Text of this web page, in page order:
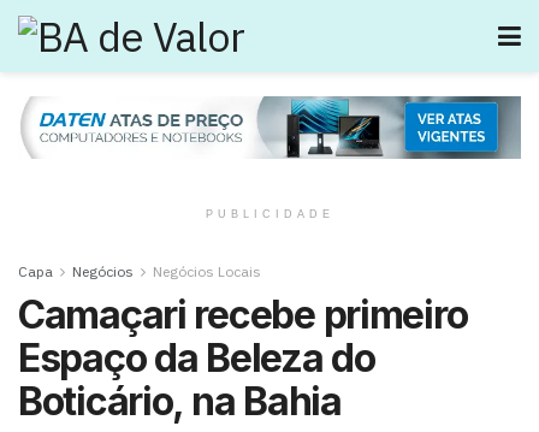
PUBLICIDADE
Capa Negócios Negócios Locais
Camaçari recebe primeiro
Espaço da Beleza do
Boticário, na Bahia